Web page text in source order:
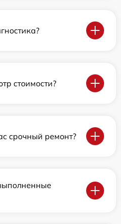
стоимости?
срочный ремонт?